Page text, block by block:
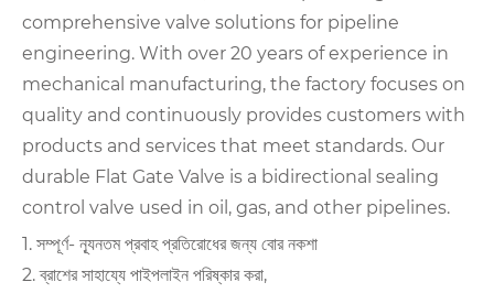
comprehensive valve solutions for pipeline
engineering. With over 20 years of experience in
mechanical manufacturing, the factory focuses on
quality and continuously provides customers with
products and services that meet standards. Our
durable Flat Gate Valve is a bidirectional sealing
control valve used in oil, gas, and other pipelines.
1. সম্পূর্ণ- ন্যূনতম প্রবাহ প্রতিরোধের জন্য বোর নকশা
2. ব্রাশের সাহায্যে পাইপলাইন পরিষ্কার করা,